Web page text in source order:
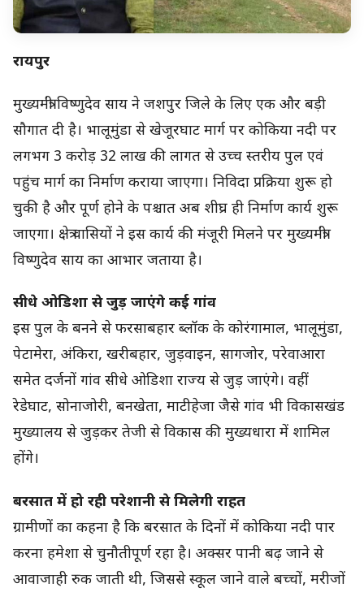
रायपुर
मुख्यमंत्री विष्णुदेव साय ने जशपुर जिले के लिए एक और बड़ी
सौगात दी है। भालूमुंडा से खेजूरघाट मार्ग पर कोकिया नदी पर
लगभग 3 करोड़ 32 लाख की लागत से उच्च स्तरीय पुल एवं
पहुंच मार्ग का निर्माण कराया जाएगा। निविदा प्रक्रिया शुरू हो
चुकी है और पूर्ण होने के पश्चात अब शीघ्र ही निर्माण कार्य शुरू
जाएगा। क्षेत्र वासियों ने इस कार्य की मंजूरी मिलने पर मुख्यमंत्री
विष्णुदेव साय का आभार जताया है।
सीधे ओडिशा से जुड़ जाएंगे कई गांव
इस पुल के बनने से फरसाबहार ब्लॉक के कोरंगामाल, भालूमुंडा,
पेटामेरा, अंकिरा, खरीबहार, जुड़वाइन, सागजोर, परेवाआरा
समेत दर्जनों गांव सीधे ओडिशा राज्य से जुड़ जाएंगे। वहीं
रेडेघाट, सोनाजोरी, बनखेता, माटीहेजा जैसे गांव भी विकासखंड
मुख्यालय से जुड़कर तेजी से विकास की मुख्यधारा में शामिल
होंगे।
बरसात में हो रही परेशानी से मिलेगी राहत
ग्रामीणों का कहना है कि बरसात के दिनों में कोकिया नदी पार
करना हमेशा से चुनौतीपूर्ण रहा है। अक्सर पानी बढ़ जाने से
आवाजाही रुक जाती थी, जिससे स्कूल जाने वाले बच्चों, मरीजों